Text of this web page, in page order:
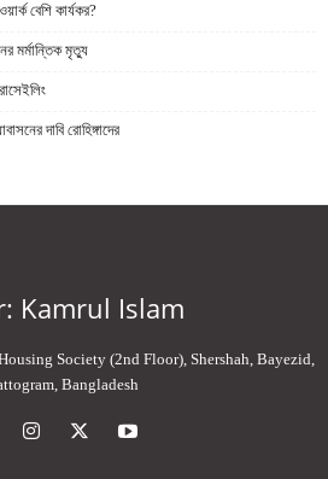
বেশি কার্যকর?
মর্মান্তিক মৃত্যু
দাবি রোহিঙ্গাদের
Kamrul Islam
Society (2nd Floor), Shershah, Bayezid,
Bangladesh